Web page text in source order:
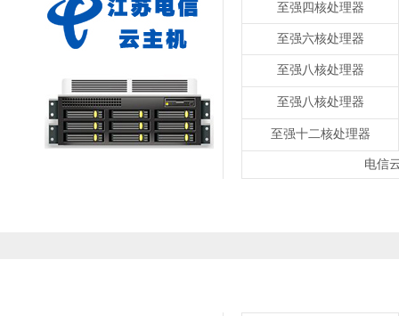
至强四核处理器
至强六核处理器
至强八核处理器
至强八核处理器
至强十二核处理器
电信